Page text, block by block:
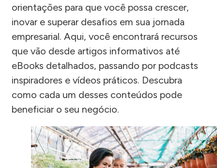
orientações para que você possa crescer,
inovar e superar desafios em sua jornada
empresarial. Aqui, você encontrará recursos
que vão desde artigos informativos até
eBooks detalhados, passando por podcasts
inspiradores e vídeos práticos. Descubra
como cada um desses conteúdos pode
beneficiar o seu negócio.